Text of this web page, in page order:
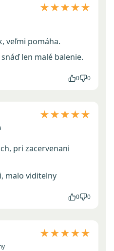
★★★★★
veľmi pomáha.
len malé balenie.
0 0
★★★★★
pri zacervenani
malo viditelny
0 0
★★★★★